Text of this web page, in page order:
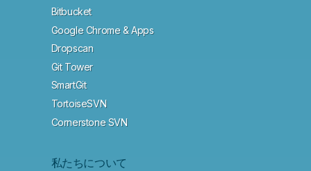
Bitbucket
Google Chrome & Apps
Dropscan
Git Tower
SmartGit
TortoiseSVN
Cornerstone SVN
私たちについて